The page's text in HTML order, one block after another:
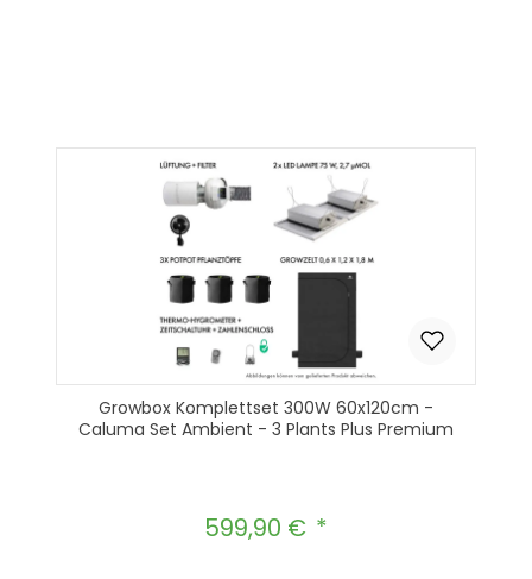
Growbox Komplettset 300W 60x120cm -
Caluma Set Ambient - 3 Plants Plus Premium
Regulärer Preis:
599,90 €